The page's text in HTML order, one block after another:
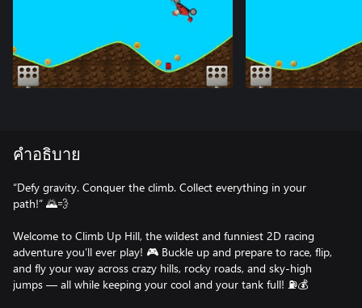
คำอธิบาย
“Defy gravity. Conquer the climb. Collect everything in your
path!” 🌄💨
Welcome to Climb Up Hill, the wildest and funniest 2D racing
adventure you’ll ever play! 🎮 Buckle up and prepare to race, flip,
and fly your way across crazy hills, rocky roads, and sky-high
jumps — all while keeping your cool and your tank full! ⛽💰